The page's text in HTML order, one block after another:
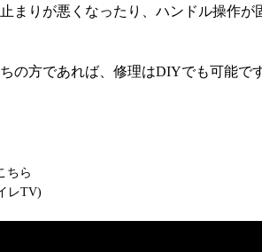
まりが悪くなったり、ハンドル操作が
の方であれば、修理はDIYでも可能
ちら
レTV)